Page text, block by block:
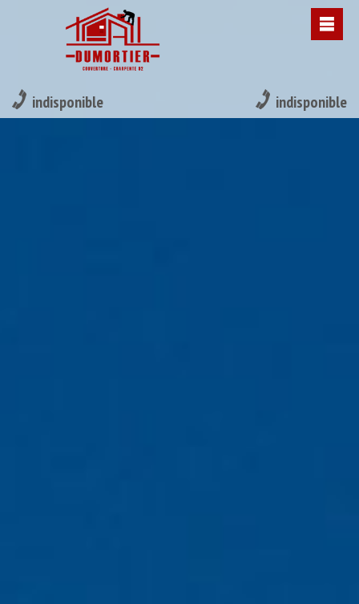
indisponible indisponible